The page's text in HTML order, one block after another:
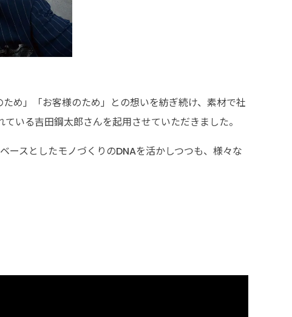
め」「お客様のため」との想いを紡ぎ続け、素材で社
いる吉田鋼太郎さんを起用させていただきました。
スとしたモノづくりのDNAを活かしつつも、様々な